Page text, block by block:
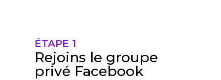
ÉTAPE 1
Rejoins le groupe
privé Facebook